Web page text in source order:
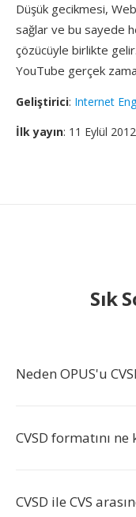
Düşük gecikmesi,
sağlar ve bu sayede
çözücüyle birlikte
YouTube gerçek
Geliştirici: Internet
İlk yayın: 11 Eylül 2012
Sık
Neden OPUS'u
CVSD formatını ne
CVSD ile CVS